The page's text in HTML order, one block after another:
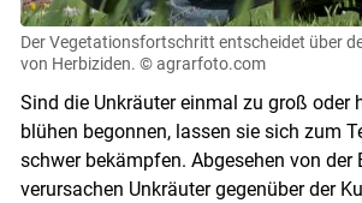
Der Vegetationsfortschritt entscheidet über
von Herbiziden. © agrarfoto.com
Sind die Unkräuter einmal zu groß oder
blühen begonnen, lassen sie sich zum
schwer bekämpfen. Abgesehen von der
verursachen Unkräuter gegenüber der